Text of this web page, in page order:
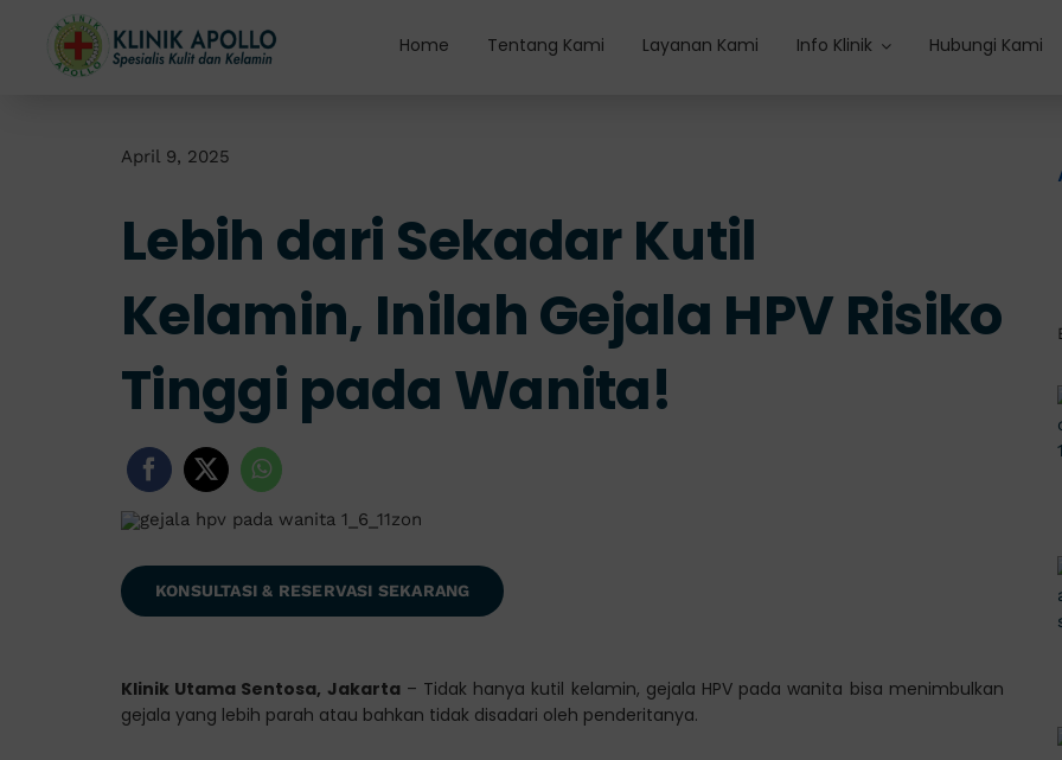
content
Home Tentang Kami Layanan Kami Info Klinik Hubungi Kami
April 9, 2025
Lebih dari Sekadar Kutil
Kelamin, Inilah Gejala HPV Risiko
Tinggi pada Wanita!
KONSULTASI & RESERVASI SEKARANG
Klinik Utama Sentosa, Jakarta– Tidak hanya kutil kelamin, gejala HPV pada wanita bisa menimbulkan
gejala yang lebih parah atau bahkan tidak disadari oleh penderitanya.